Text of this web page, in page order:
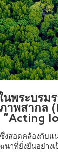
นพระบร
ภาพสา
สอดคล้องกับ
าที่ยั่งยืนอย่า